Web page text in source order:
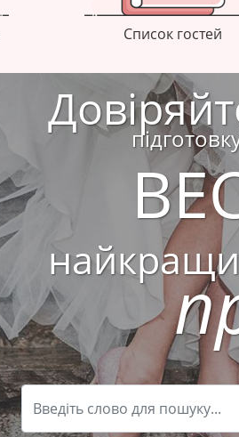
Список гостей